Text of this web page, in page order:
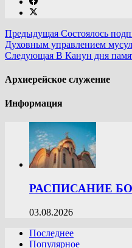
Предыдущая Состоялось
Духовным управлением
Следующая В Канун дня
Архиерейское служение
Информация
РАСПИСАНИЕ
03.08.2026
Последнее
Популярное